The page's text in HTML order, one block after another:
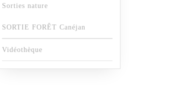
Sorties nature
SORTIE FORÊT Canéjan
Vidéothèque